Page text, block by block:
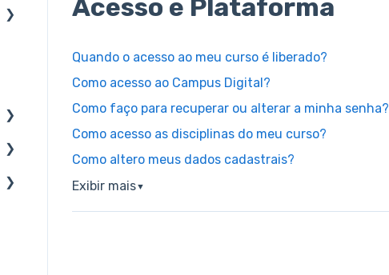
Acesso e Plataforma
Quando o acesso ao meu curso é liberado?
Como acesso ao Campus Digital?
Como faço para recuperar ou alterar a minha senha?
Como acesso as disciplinas do meu curso?
Como altero meus dados cadastrais?
Exibir mais▼